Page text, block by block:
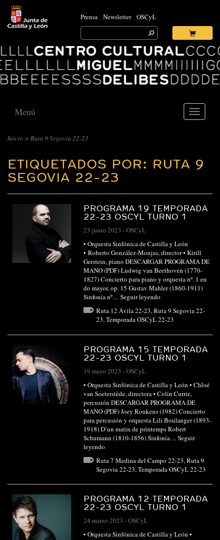
Prensa Newsletter OSCyL
Search
for:
Ok
Centro
Cultural
Miguel
Delibes
Toggle
Menú
Inicio > Ruta 9 Segovia 22-23
ETIQUETADOS POR: RUTA 9
SEGOVIA 22-23
PROGRAMA 19 TEMPORADA
22-23 OSCYL TURNO 1
23 junio 2023 -OSCyL
• Orquesta Sinfónica de Castilla y León
• Roberto González-Monjas, director • Kirill
Gerstein, piano DESCARGAR PROGRAMA DE
MANO (PDF) Ludwig van Beethoven (1770-
1827) Concierto para piano y orquesta nº. 1 en
do mayor, op. 15 Gustav Mahler (1860-1911)
Sinfonía nº… Seguir leyendo
Ruta 12 Ávila 22-23,Ruta 9 Segovia 22-
23,Temporada OSCyL 22-23
PROGRAMA 15 TEMPORADA
22-23 OSCYL TURNO 1
19 mayo 2023 -OSCyL
• Orquesta Sinfónica de Castilla y León • Chloé
van Soeterstède, directora • Colin Currie,
percusión DESCARGAR PROGRAMA DE
MANO (PDF) Joey Roukens (1982) Concierto
para percusión y orquesta Lili Boulanger (1893-
1918) D’un matin de printemps Robert
Schumann (1810-1856) Sinfonía… Seguir
leyendo
Ruta 7 Medina del Campo 22-23, Ruta 9
Segovia 22-23, Temporada OSCyL 22-23
PROGRAMA 12 TEMPORADA
22-23 OSCYL TURNO 1
24 marzo 2023 -OSCyL
• Orquesta Sinfónica de Castilla y León •